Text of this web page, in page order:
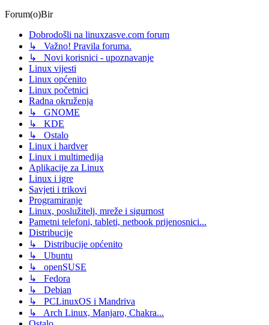
Forum(o)Bir
Dobrodošli na linuxzasve.com forum
↳ Važno! Pravila foruma.
↳ Novi korisnici - upoznavanje
Linux vijesti
Linux općenito
Linux početnici
Radna okruženja
↳ GNOME
↳ KDE
↳ Ostalo
Linux i hardver
Linux i multimedija
Aplikacije za Linux
Linux i igre
Savjeti i trikovi
Programiranje
Linux, poslužitelj, mreže i sigurnost
Pametni telefoni, tableti, netbook prijenosnici...
Distribucije
↳ Distribucije općenito
↳ Ubuntu
↳ openSUSE
↳ Fedora
↳ Debian
↳ PCLinuxOS i Mandriva
↳ Arch Linux, Manjaro, Chakra...